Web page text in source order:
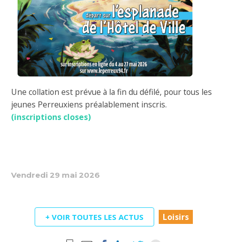
Une collation est prévue à la fin du défilé, pour tous les
jeunes Perreuxiens préalablement inscris.
(inscriptions closes)
Vendredi 29 mai 2026
+ VOIR TOUTES LES ACTUS Loisirs